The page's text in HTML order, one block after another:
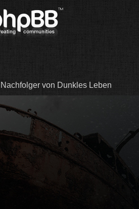
von Dunkles Leben